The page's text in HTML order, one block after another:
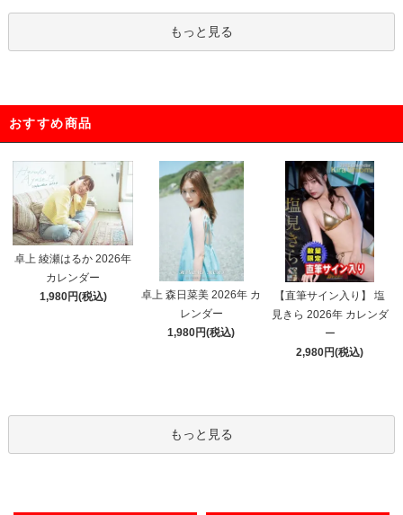
もっと見る
おすすめ商品
卓上 綾瀬はるか 2026年
カレンダー
1,980円(税込)
卓上 森日菜美 2026年 カ
レンダー
1,980円(税込)
【直筆サイン入り】 塩
見きら 2026年 カレンダ
ー
2,980円(税込)
もっと見る